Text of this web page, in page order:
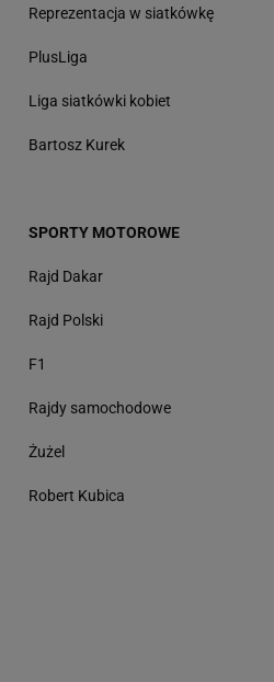
Reprezentacja w siatkówkę
PlusLiga
Liga siatkówki kobiet
Bartosz Kurek
SPORTY MOTOROWE
Rajd Dakar
Rajd Polski
F1
Rajdy samochodowe
Żużel
Robert Kubica